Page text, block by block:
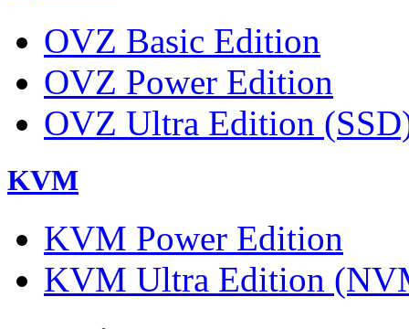
OVZ Basic Edition
OVZ Power Edition
OVZ Ultra Edition
KVM
KVM Power Edition
KVM Ultra Edition